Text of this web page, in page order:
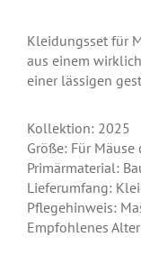
Kleidungsset für
aus einem
einer lässigen
Kollektion: 2025
Größe: Für Mäuse
Primärmaterial:
Lieferumfang:
Pflegehinweis:
Empfohlenes